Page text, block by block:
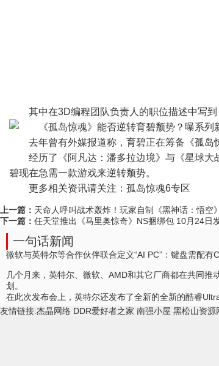
其中在3D编程团队负责人的职位描述中写
去年曾有外媒报道称，育碧正在筹备《孤岛
经历了《阿凡达：潘多拉边境》与《星球
碧现在急需一款游戏来逆转颓势。
更多相关资讯请关注：孤岛惊魂6专区
上一篇： 天命人呼叫战术轰炸！玩家自制《黑神话：悟空
下一篇： 任天堂推出《马里奥惊奇》NS捆绑包 10月24日
一句话新闻
微软与英特尔等合作伙伴联合定义“AI PC”：键盘需配有
几个月来，英特尔、微软、AMD和其它厂商都在共同
划。
在此次发布会上，英特尔还发布了全新的全新的酷睿
友情链接:杰晶网络 DDR爱好者之家 南强小屋 黑松山资源